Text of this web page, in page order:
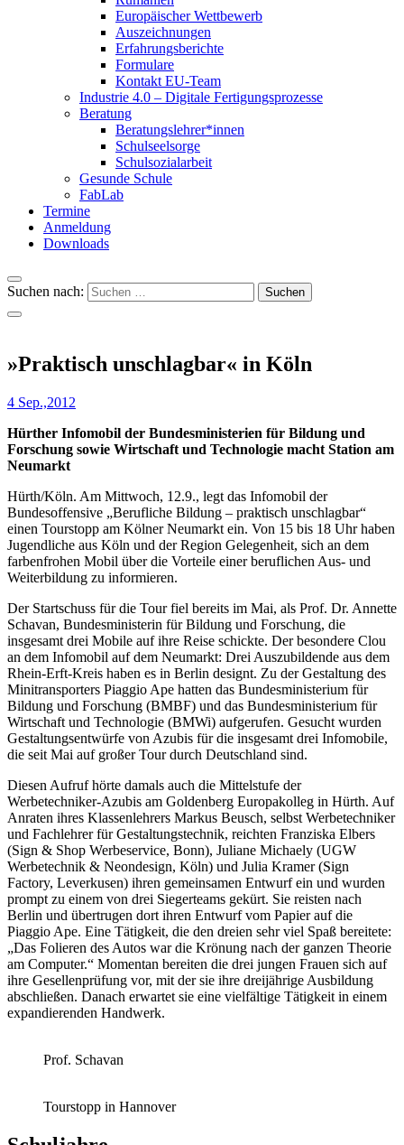
Europäischer Wettbewerb
Auszeichnungen
Erfahrungsberichte
Formulare
Kontakt EU-Team
Industrie 4.0 – Digitale Fertigungsprozesse
Beratung
Beratungslehrer*innen
Schulseelsorge
Schulsozialarbeit
Gesunde Schule
FabLab
Termine
Anmeldung
Downloads
Suchen nach:
»Praktisch unschlagbar« in Köln
4 Sep.,2012
Hürther Infomobil der Bundesministerien für Bildung und
Forschung sowie Wirtschaft und Technologie macht Station am
Neumarkt
Hürth/Köln. Am Mittwoch, 12.9., legt das Infomobil der
Bundesoffensive „Berufliche Bildung – praktisch unschlagbar“
einen Tourstopp am Kölner Neumarkt ein. Von 15 bis 18 Uhr haben
Jugendliche aus Köln und der Region Gelegenheit, sich an dem
farbenfrohen Mobil über die Vorteile einer beruflichen Aus- und
Weiterbildung zu informieren.
Der Startschuss für die Tour fiel bereits im Mai, als Prof. Dr. Annette
Schavan, Bundesministerin für Bildung und Forschung, die
insgesamt drei Mobile auf ihre Reise schickte. Der besondere Clou
an dem Infomobil auf dem Neumarkt: Drei Auszubildende aus dem
Rhein-Erft-Kreis haben es in Berlin designt. Zu der Gestaltung des
Minitransporters Piaggio Ape hatten das Bundesministerium für
Bildung und Forschung (BMBF) und das Bundesministerium für
Wirtschaft und Technologie (BMWi) aufgerufen. Gesucht wurden
Gestaltungsentwürfe von Azubis für die insgesamt drei Infomobile,
die seit Mai auf großer Tour durch Deutschland sind.
Diesen Aufruf hörte damals auch die Mittelstufe der
Werbetechniker-Azubis am Goldenberg Europakolleg in Hürth. Auf
Anraten ihres Klassenlehrers Markus Beusch, selbst Werbetechniker
und Fachlehrer für Gestaltungstechnik, reichten Franziska Elbers
(Sign & Shop Werbeservice, Bonn), Juliane Michaely (UGW
Werbetechnik & Neondesign, Köln) und Julia Kramer (Sign
Factory, Leverkusen) ihren gemeinsamen Entwurf ein und wurden
prompt zu einem von drei Siegerteams gekürt. Sie reisten nach
Berlin und übertrugen dort ihren Entwurf vom Papier auf die
Piaggio Ape. Eine Tätigkeit, die den dreien sehr viel Spaß bereitete:
„Das Folieren des Autos war die Krönung nach der ganzen Theorie
am Computer.“ Momentan bereiten die drei jungen Frauen sich auf
ihre Gesellenprüfung vor, mit der sie ihre dreijährige Ausbildung
abschließen. Danach erwartet sie eine vielfältige Tätigkeit in einem
expandierenden Handwerk.
Prof. Schavan
Tourstopp in Hannover